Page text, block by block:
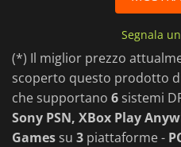
Segnala
(*) Il miglior prezzo
scoperto questo prodotto
che supportano 6 sistemi
Sony PSN, XBox Play
Games su 3 piattaforme -